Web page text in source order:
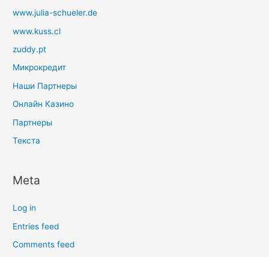
www.julia-schueler.de
www.kuss.cl
zuddy.pt
Микрокредит
Наши Партнеры
Онлайн Казино
Партнеры
Текста
Meta
Log in
Entries feed
Comments feed